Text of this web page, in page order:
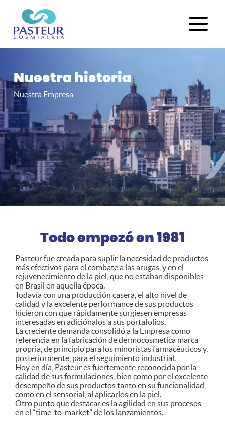
Nuestra historia
Nuestra Empresa
Todo empezó en 1981
Pasteur fue creada para suplir la necesidad de productos
más efectivos para el combate a las arugas, y en el
rejuvenecimiento de la piel, que no estaban disponibles
en Brasil en aquella época.
Todavía con una producción casera, el alto nivel de
calidad y la excelente performance de sus productos
hicieron con que rápidamente surgiesen empresas
interesadas en adiciónalos a sus portafolios.
La creciente demanda consolidó a la Empresa como
referencia en la fabricación de dermocosmetica marca
propria, de principio para los minoristas farmacéuticos y,
posteriormente, para el seguimiento industrial.
Hoy en día, Pasteur es fuertemente reconocida por la
calidad de sus formulaciones, bien como por el excelente
desempeño de sus productos tanto en su funcionalidad,
como en el sensorial, al aplicarlos en la piel.
Otro punto que destacar es la agilidad en sus procesos
en el “time-to-market” de los lanzamientos.